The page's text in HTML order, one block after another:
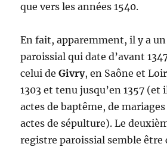
que vers les années 1540.
En fait, apparemment, il y a
paroissial qui date d’avant
celui deGivry, en Saône et
1303 et tenu jusqu’en 1357 (et
actes de baptême, de
actes de sépulture). Le
registre paroissial semble être